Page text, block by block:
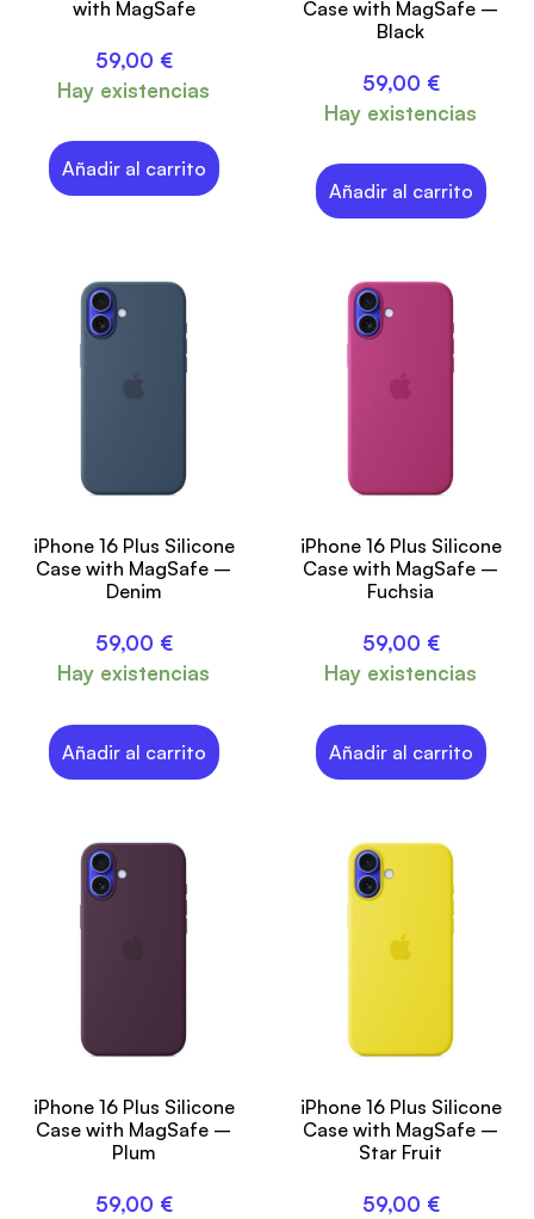
with MagSafe
59,00 €
Hay existencias
Añadir al carrito
Case with MagSafe –
Black
59,00 €
Hay existencias
Añadir al carrito
iPhone 16 Plus Silicone
Case with MagSafe –
Denim
59,00 €
Hay existencias
Añadir al carrito
iPhone 16 Plus Silicone
Case with MagSafe –
Fuchsia
59,00 €
Hay existencias
Añadir al carrito
iPhone 16 Plus Silicone
Case with MagSafe –
Plum
59,00 €
iPhone 16 Plus Silicone
Case with MagSafe –
Star Fruit
59,00 €